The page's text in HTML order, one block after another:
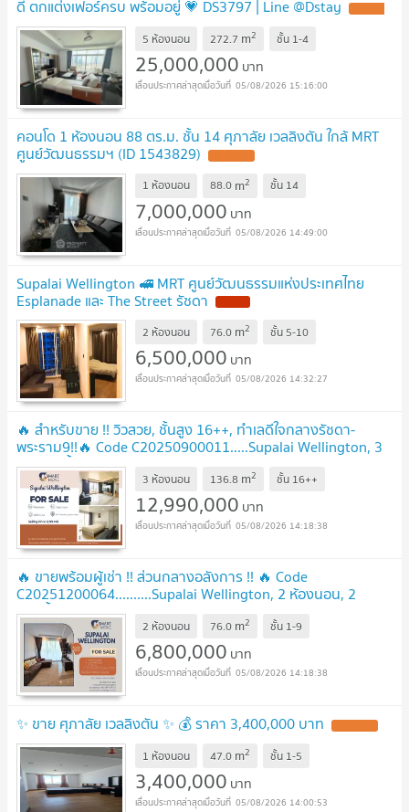
ดี ตกแต่งเฟอร์ครบ พร้อมอยู่ 💗 DS3797 | Line @Dstay
!
5 ห้องนอน 272.7 m2 ชั้น 1-4
25,000,000 บาท
05/08/2026 15:16:00
คอนโด 1 ห้องนอน 88 ตร.ม. ชั้น 14 ศุภาลัย เวลลิงตัน ใกล้ MRT
ศูนย์วัฒนธรรมฯ (ID 1543829)
1 ห้องนอน 88.0 m2 ชั้น 14
7,000,000 บาท
05/08/2026 14:49:00
Supalai Wellington 🚅 MRT ศูนย์วัฒนธรรมแห่งประเทศไทย
Esplanade และ The Street รัชดา
2 ห้องนอน 76.0 m2 ชั้น 5-10
6,500,000 บาท
05/08/2026 14:32:27
🔥 สำหรับขาย !! วิวสวย, ชั้นสูง 16++, ทำเลดีใจกลางรัชดา-
พระราม9!!🔥 Code C20250900011.....Supalai Wellington, 3
นอน, 3 น้ำ, แต่งครบ, ราคาพิเศษ!!📣📣
3 ห้องนอน 136.8 m2 ชั้น 16++
12,990,000 บาท
05/08/2026 14:18:38
🔥 ขายพร้อมผู้เช่า !! ส่วนกลางอลังการ !! 🔥 Code
C20251200064..........Supalai Wellington, 2 ห้องนอน, 2
ห้องน้ำ, แต่งครบ, ราคาพิเศษ!!📣📣
2 ห้องนอน 76.0 m2 ชั้น 1-9
6,800,000 บาท
05/08/2026 14:18:38
✨ ขาย ศุภาลัย เวลลิงตัน ✨ 💰 ราคา 3,400,000 บาท
1 ห้องนอน 47.0 m2 ชั้น 1-5
3,400,000 บาท
05/08/2026 14:00:53